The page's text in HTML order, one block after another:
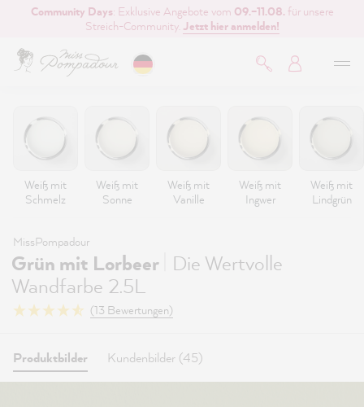
springen
Community Days: Exklusive Angebote vom 09.–11.08. für unsere
Streich-Community. Jetzt hier anmelden!
Weiß mit
Schmelz
Weiß mit
Sonne
Weiß mit
Vanille
Weiß mit
Ingwer
Weiß mit
Lindgrün
MissPompadour
Grün mit Lorbeer Die Wertvolle
Wandfarbe 2.5L
(13 Bewertungen)
Produktbilder Kundenbilder (45)